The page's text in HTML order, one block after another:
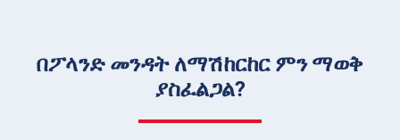
በፖላንድ መንዳት ለማሽከርከር ምን ማወቅ
ያስፈልጋል?